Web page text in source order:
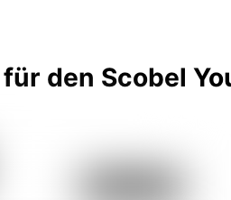
den Scobel